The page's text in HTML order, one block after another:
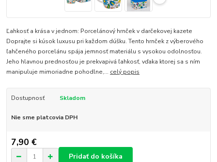
Ľahkosť a krása v jednom: Porcelánový hrnček v darčekovej kazete
Doprajte si kúsok luxusu pri každom dúšku. Tento hrnček z výberového
ľahčeného porcelánu spája jemnosť materiálu s vysokou odolnosťou.
Jeho hlavnou prednosťou je prekvapivá ľahkosť, vďaka ktorej sa s ním
manipuluje mimoriadne pohodlne,... celý popis
Dostupnosť Skladom
Nie sme platcovia DPH
7,90 €
Pridať do košíka